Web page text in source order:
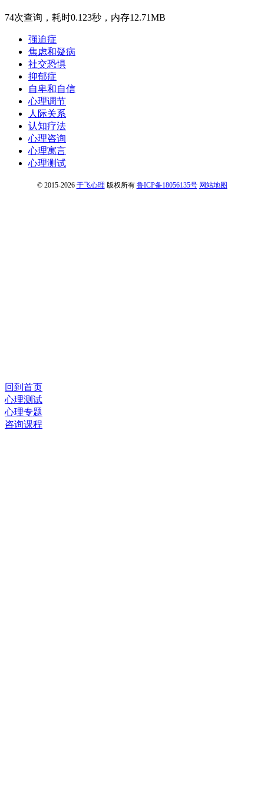
74次查询，耗时0.123秒，内存12.71MB
强迫症
焦虑和疑病
社交恐惧
抑郁症
自卑和自信
心理调节
人际关系
认知疗法
心理咨询
心理寓言
心理测试
© 2015-2026 于飞心理 版权所有 鲁ICP备18056135号 网站地图
回到首页
心理测试
心理专题
咨询课程